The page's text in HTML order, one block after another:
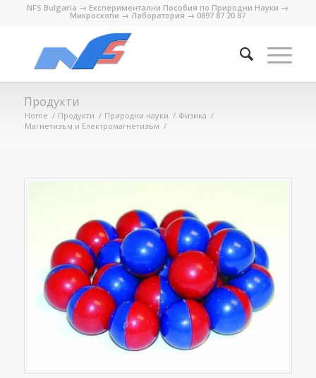
NFS Bulgaria → Експериментални Пособия по Природни Науки →
Микроскопи → Лаборатория → 0897 87 20 87
Продукти
Home / Продукти / Природни науки / Физика /
Магнетизъм и Електромагнетизъм /